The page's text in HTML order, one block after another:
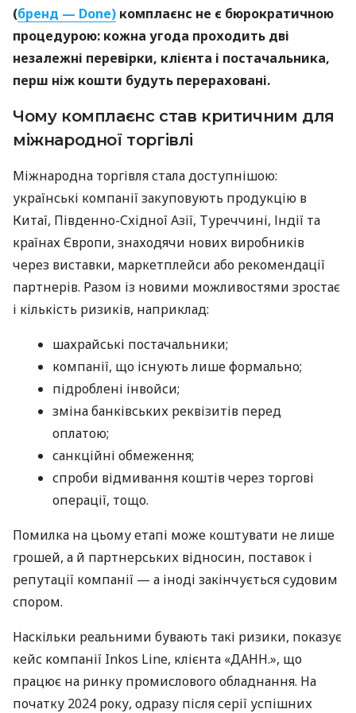
(бренд — Done) комплаєнс не є бюрократичною
процедурою: кожна угода проходить дві
незалежні перевірки, клієнта і постачальника,
перш ніж кошти будуть перераховані.
Чому комплаєнс став критичним для
міжнародної торгівлі
Міжнародна торгівля стала доступнішою:
українські компанії закуповують продукцію в
Китаї, Південно-Східної Азії, Туреччині, Індії та
країнах Європи, знаходячи нових виробників
через виставки, маркетплейси або рекомендації
партнерів. Разом із новими можливостями зростає
і кількість ризиків, наприклад:
шахрайські постачальники;
компанії, що існують лише формально;
підроблені інвойси;
зміна банківських реквізитів перед
оплатою;
санкційні обмеження;
спроби відмивання коштів через торгові
операції, тощо.
Помилка на цьому етапі може коштувати не лише
грошей, а й партнерських відносин, поставок і
репутації компанії — а іноді закінчується судовим
спором.
Наскільки реальними бувають такі ризики, показує
кейс компанії Inkos Line, клієнта «ДАНН.», що
працює на ринку промислового обладнання. На
початку 2024 року, одразу після серії успішних